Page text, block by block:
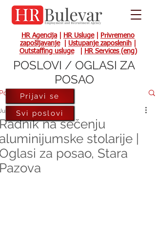
HR Agencija HR Usluge|
Privremeno
zapošljavanje| Ustupanje zaposlenih
Outstaffing usluge| HR Services (eng)
na sečenju
stolarije |
za posao, Stara
7, 2022
Prijavi se
Svi poslovi
POSLOVI / OGLASI ZA
POSAO